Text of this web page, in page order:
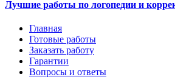
Лучшие работы по логопедии и
Главная
Готовые работы
Заказать работу
Гарантии
Вопросы и ответы